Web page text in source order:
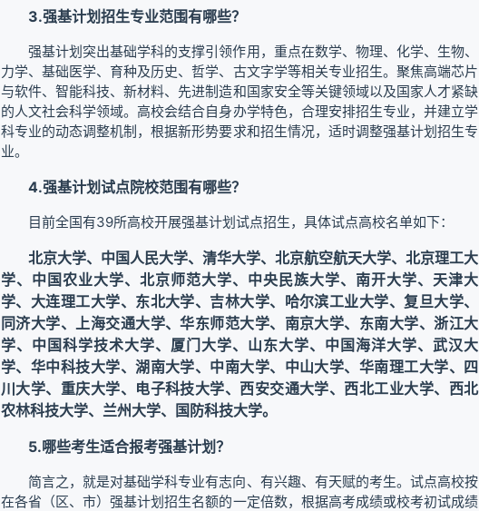
3.强基计划招生专业范围有哪些？
强基计划突出基础学科的支撑引领作用，重点在数学、物理、化学、生物、
力学、基础医学、育种及历史、哲学、古文字学等相关专业招生。聚焦高端芯片
与软件、智能科技、新材料、先进制造和国家安全等关键领域以及国家人才紧缺
的人文社会科学领域。高校会结合自身办学特色，合理安排招生专业，并建立学
科专业的动态调整机制，根据新形势要求和招生情况，适时调整强基计划招生专
业。
4.强基计划试点院校范围有哪些？
目前全国有39所高校开展强基计划试点招生，具体试点高校名单如下：
北京大学、中国人民大学、清华大学、北京航空航天大学、北京理工大
学、中国农业大学、北京师范大学、中央民族大学、南开大学、天津大
学、大连理工大学、东北大学、吉林大学、哈尔滨工业大学、复旦大学、
同济大学、上海交通大学、华东师范大学、南京大学、东南大学、浙江大
学、中国科学技术大学、厦门大学、山东大学、中国海洋大学、武汉大
学、华中科技大学、湖南大学、中南大学、中山大学、华南理工大学、四
川大学、重庆大学、电子科技大学、西安交通大学、西北工业大学、西北
农林科技大学、兰州大学、国防科技大学。
5.哪些考生适合报考强基计划？
简言之，就是对基础学科专业有志向、有兴趣、有天赋的考生。试点高校按
在各省（区、市）强基计划招生名额的一定倍数，根据高考成绩或校考初试成绩